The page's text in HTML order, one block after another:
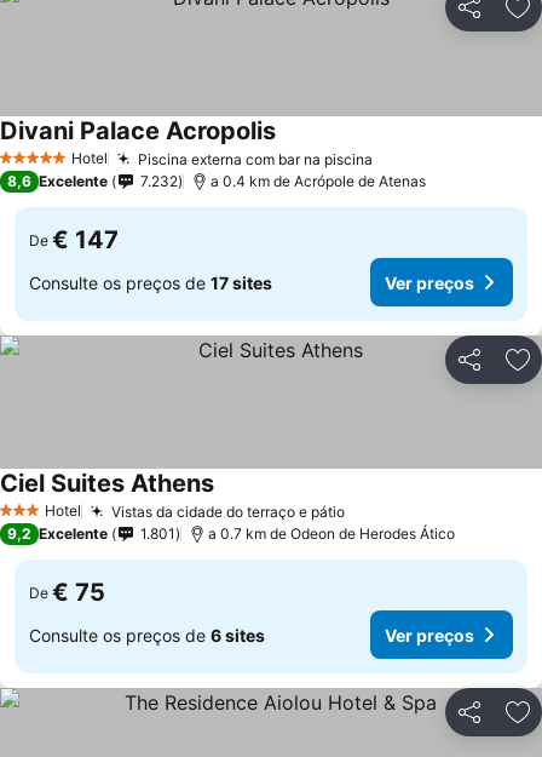
Partilhar
5 Estrelas Hotel Piscina externa com bar na piscina
Divani Palace Acropolis
8,6 Excelente 7.232 a 0.4 km de Acrópole de Atenas
De € 147
Consulte os preços de 17 sites Ver preços
Partilhar
3 EstrelasHotel Vistas da cidade do terraço e pátio
Ciel Suites Athens
9,2 Excelente 1.801 a 0.7 km de Odeon de Herodes Ático
De € 75
Consulte os preços de 6 sites Ver preços
Partilhar